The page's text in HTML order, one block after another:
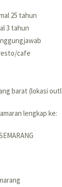
25 tahun
3 tahun
cafe
barat (lokasi
lengkap ke: